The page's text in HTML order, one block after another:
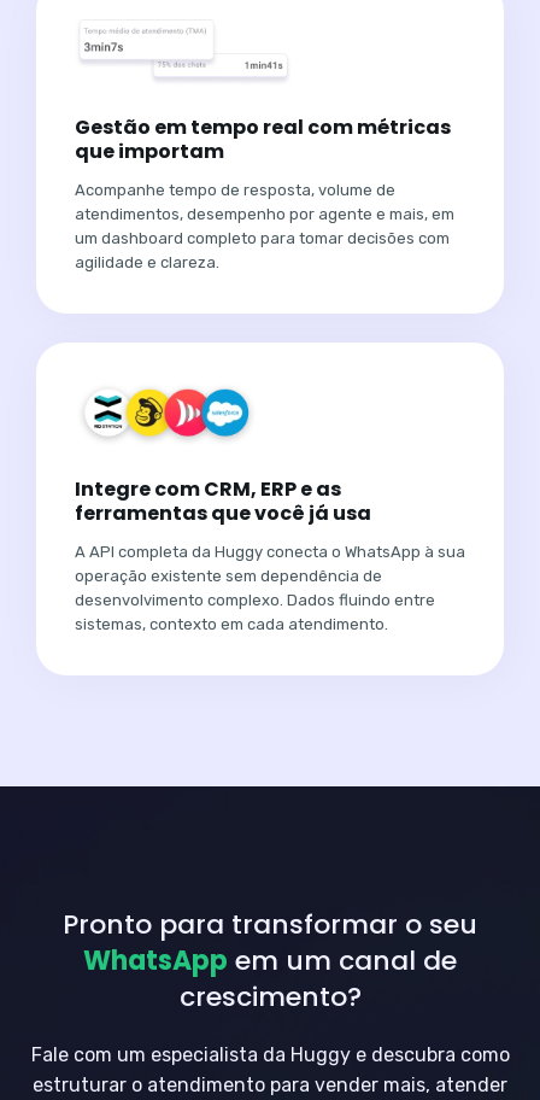
Gestão em tempo real com métricas
que importam
Acompanhe tempo de resposta, volume de
atendimentos, desempenho por agente e mais, em
um dashboard completo para tomar decisões com
agilidade e clareza.
Integre com CRM, ERP e as
ferramentas que você já usa
A API completa da Huggy conecta o WhatsApp à sua
operação existente sem dependência de
desenvolvimento complexo. Dados fluindo entre
sistemas, contexto em cada atendimento.
Pronto para transformar o seu
WhatsApp em um canal de
crescimento?
Fale com um especialista da Huggy e descubra como
estruturar o atendimento para vender mais, atender